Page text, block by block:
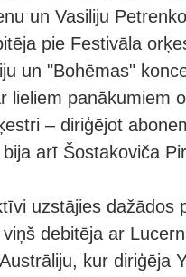
un Vasiliju
pie Festivāla
un "Bohēmas"
lieliem panākumiem
– diriģējot
arī Šostakoviča
uzstājies dažādos
debitēja ar
kur diriģēja